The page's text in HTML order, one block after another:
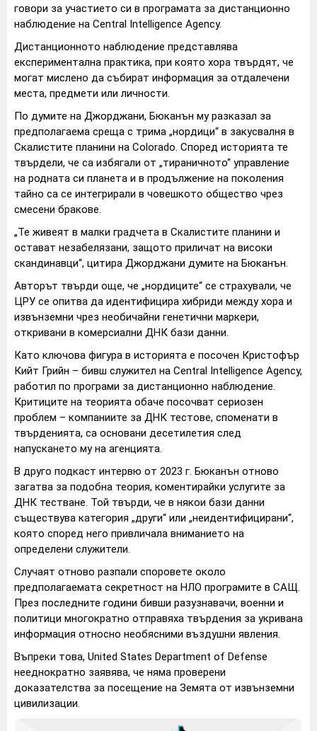
говори за участието си в програмата за дистанционно
наблюдение на Central Intelligence Agency.
Дистанционното наблюдение представлява
експериментална практика, при която хора твърдят, че
могат мислено да събират информация за отдалечени
места, предмети или личности.
По думите на Джорджани, Бюканън му разказал за
предполагаема среща с трима „нордици“ в закусвалня в
Скалистите планини на Colorado . Според историята те
твърдели, че са избягали от „тираничното“ управление
на родната си планета и в продължение на поколения
тайно са се интегрирали в човешкото общество чрез
смесени бракове.
„Те живеят в малки градчета в Скалистите планини и
остават незабелязани, защото приличат на високи
скандинавци“, цитира Джорджани думите на Бюканън.
Авторът твърди още, че „нордиците“ се страхували, че
ЦРУ се опитва да идентифицира хибриди между хора и
извънземни чрез необичайни генетични маркери,
откривани в комерсиални ДНК бази данни.
Като ключова фигура в историята е посочен Кристофър
Кийт Грийн – бивш служител на Central Intelligence Agency,
работил по програми за дистанционно наблюдение.
Критиците на теорията обаче посочват сериозен
проблем – компаниите за ДНК тестове, споменати в
твърденията, са основани десетилетия след
напускането му на агенцията.
В друго подкаст интервю от 2023 г. Бюканън отново
загатва за подобна теория, коментирайки услугите за
ДНК тестване. Той твърди, че в някои бази данни
съществува категория „други“ или „неидентифицирани“,
която според него привличала вниманието на
определени служители.
Случаят отново разпали споровете около
предполагаемата секретност на НЛО програмите в САЩ.
През последните години бивши разузнавачи, военни и
политици многократно отправяха твърдения за укривана
информация относно необясними въздушни явления.
Въпреки това, United States Department of Defense
нееднократно заявява, че няма проверени
доказателства за посещение на Земята от извънземни
цивилизации.